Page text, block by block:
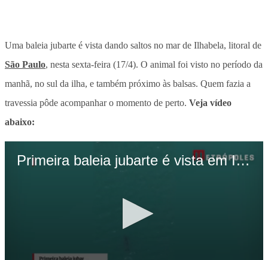
Uma baleia jubarte é vista dando saltos no mar de Ilhabela, litoral de
São Paulo, nesta sexta-feira (17/4). O animal foi visto no período da
manhã, no sul da ilha, e também próximo às balsas. Quem fazia a
travessia pôde acompanhar o momento de perto. Veja vídeo
abaixo: